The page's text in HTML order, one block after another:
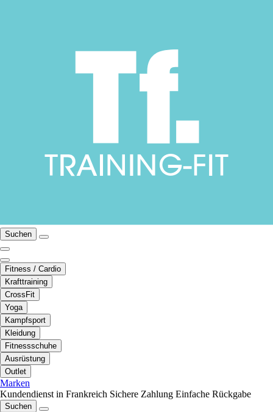
Suchen
Fitness / Cardio
Krafttraining
CrossFit
Yoga
Kampfsport
Kleidung
Fitnessschuhe
Ausrüstung
Outlet
Marken
Kundendienst in Frankreich Sichere Zahlung Einfache Rückgabe
Suchen